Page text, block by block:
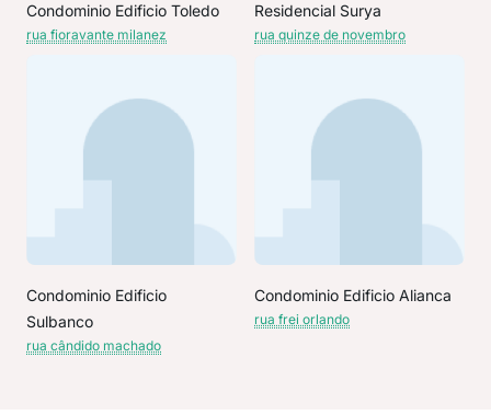
Condominio Edificio Toledo
rua fioravante milanez
Residencial Surya
rua quinze de novembro
Condominio Edificio
Sulbanco
rua cândido machado
Condominio Edificio Alianca
rua frei orlando